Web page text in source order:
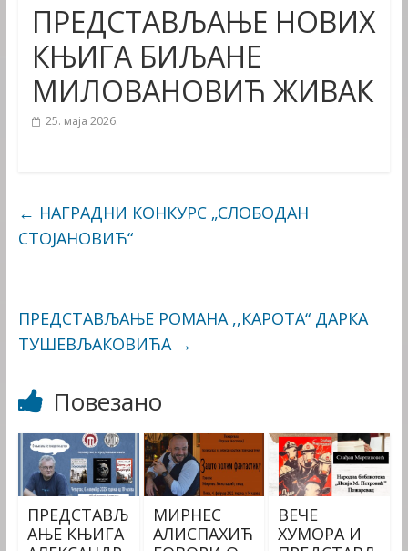
ПРЕДСТАВЉАЊЕ НОВИХ
КЊИГА БИЉАНЕ
МИЛОВАНОВИЋ ЖИВАК
25. маја 2026.
← НАГРАДНИ КОНКУРС „СЛОБОДАН
СТОЈАНОВИЋ“
ПРЕДСТАВЉАЊЕ РОМАНА ,,КАРОТА“ ДАРКА
ТУШЕВЉАКОВИЋА →
Повезано
ПРЕДСТАВЉ
АЊЕ КЊИГА
МИРНЕС
АЛИСПАХИЋ
ВЕЧЕ
ХУМОРА И